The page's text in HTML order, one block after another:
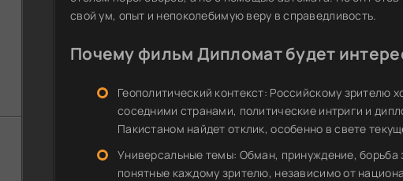
свой ум, опыт и непоколебимую веру в справедливость.
Почему фильм Дипломат будет
Геополитический контекст: Российскому
соседними странами, политические интриги и
Пакистаном найдет отклик, особенно в свете
Универсальные темы: Обман, принуждение, борьба
понятные каждому зрителю, независимо от